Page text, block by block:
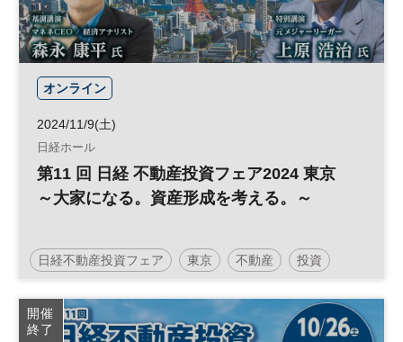
オンライン
2024/11/9(土)
日経ホール
第11 回 日経 不動産投資フェア2024 東京
～大家になる。資産形成を考える。～
日経不動産投資フェア 東京 不動産 投資
資産形成 不動産投資
参加無料
開催
終了